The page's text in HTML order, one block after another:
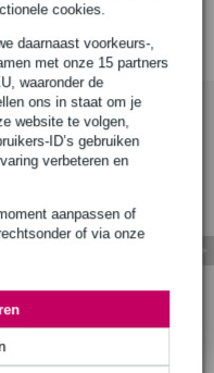
cookies.
daarnaast voorkeurs-,
met onze 15 partners
waaronder de
ons in staat om je
website te volgen,
ID’s gebruiken
verbeteren en
aanpassen of
of via onze